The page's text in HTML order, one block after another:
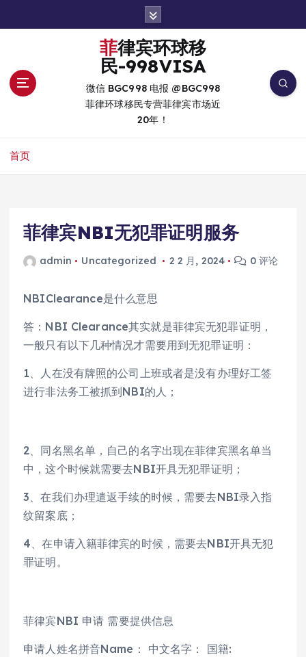
菲律宾环球移
民-998VISA
微信 BGC998 电报 @BGC998
菲律环球移民专营菲律宾市场近
20年！
首页
菲律宾NBI无犯罪证明服务
admin Uncategorized 2 2 月, 2024 0 评论
NBIClearance是什么意思
答：NBI Clearance其实就是菲律宾无犯罪证明，
一般只有以下几种情况才需要用到无犯罪证明：
1、人在没有牌照的公司上班或者是没有办理好工签
进行非法务工被抓到NBI的人；
2、同名黑名单，自己的名字出现在菲律宾黑名单当
中，这个时候就需要去NBI开具无犯罪证明；
3、在我们办理遣返手续的时候，需要去NBI录入指
纹留案底；
4、在申请入籍菲律宾的时候，需要去NBI开具无犯
罪证明。
菲律宾NBI 申请 需要提供信息
申请人姓名拼音Name： 中文名字： 国籍: